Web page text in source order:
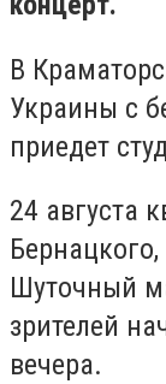
В
Украины с
приедет
24 августа
Шуточный
зрителей
вечера.